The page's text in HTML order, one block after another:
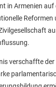
in Armenien
Reformen
verschaffte der